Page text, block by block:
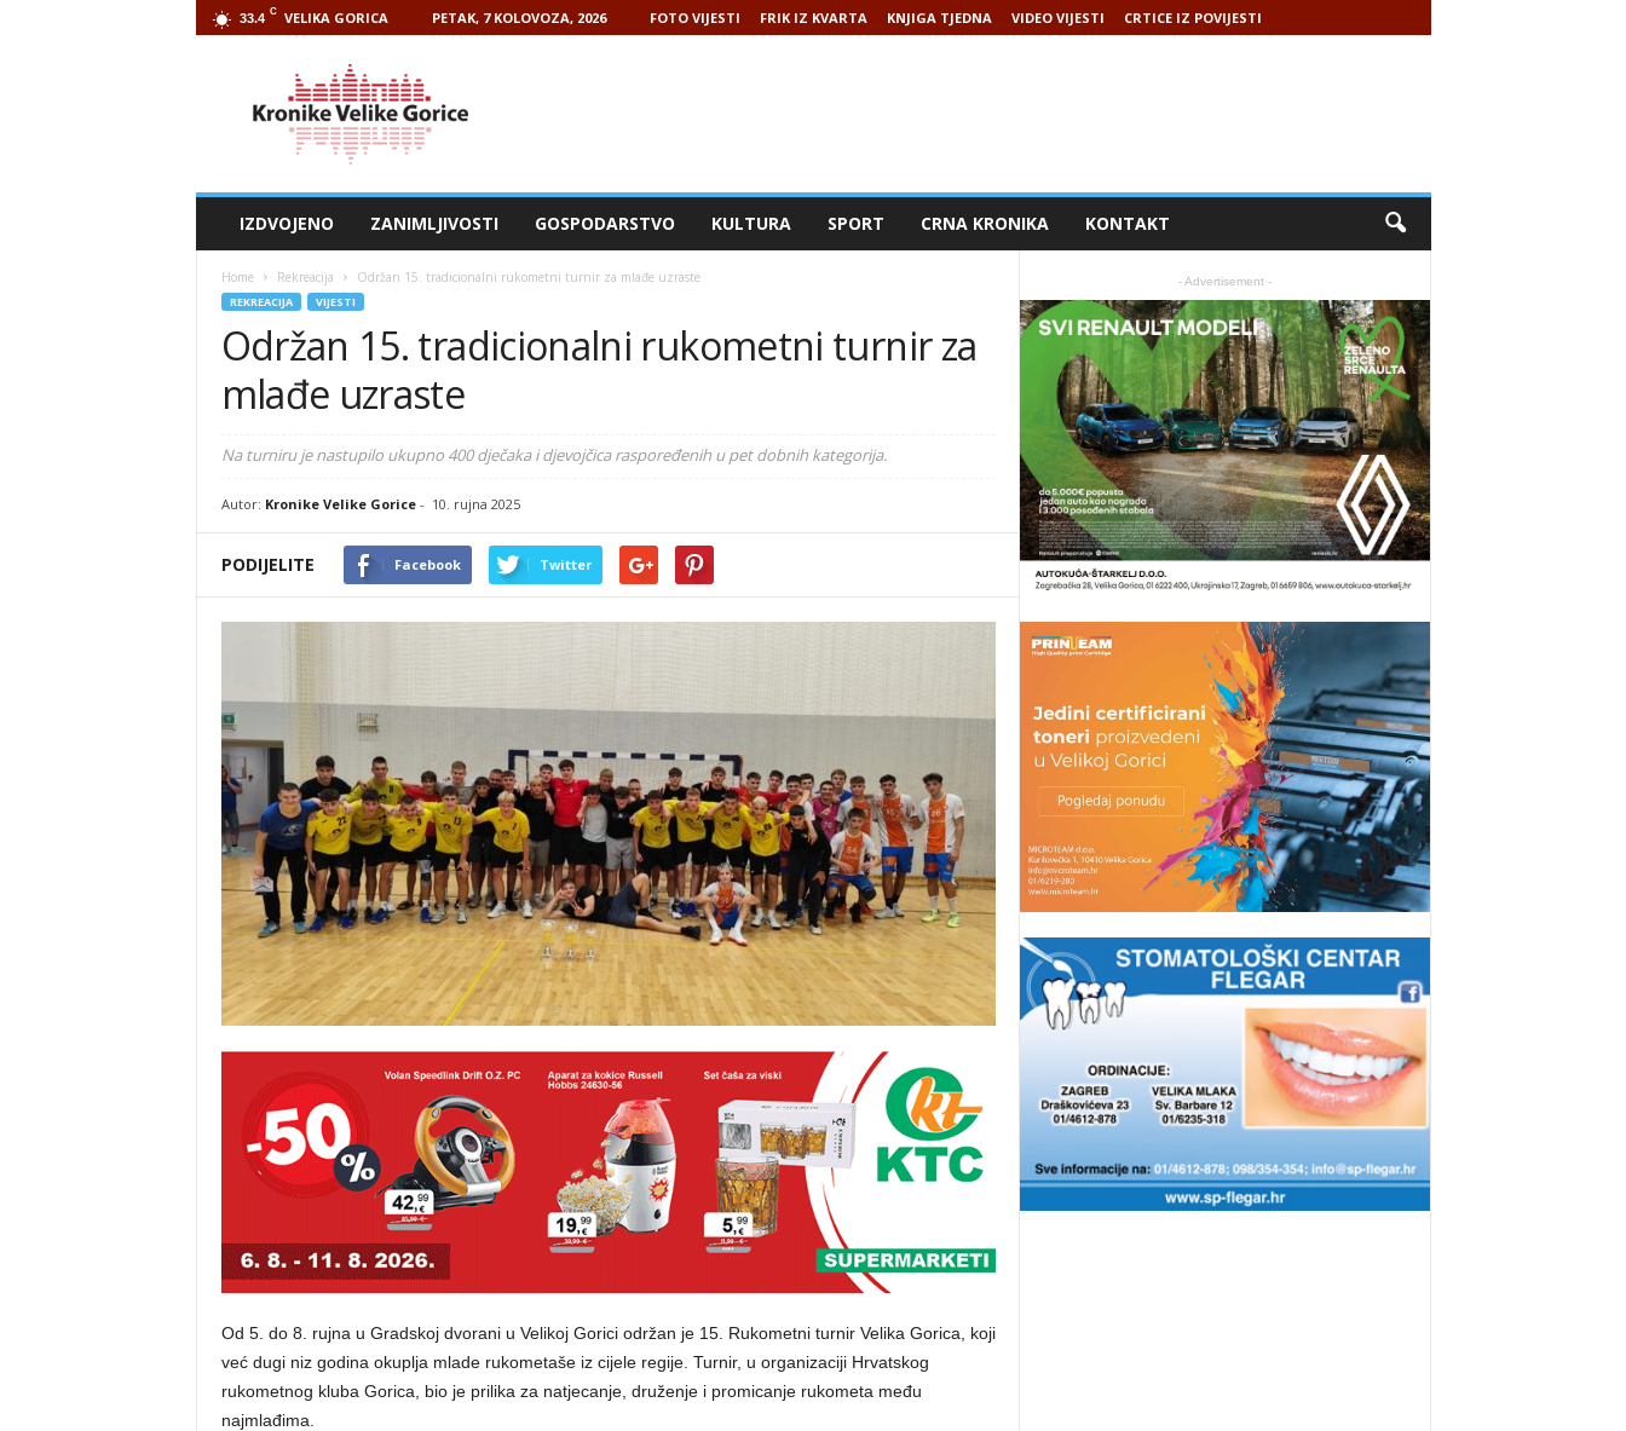
33.4 C VELIKA GORICA PETAK, 7 KOLOVOZA, 2026 FOTO VIJESTI FRIK IZ KVARTA KNJIGA TJEDNA VIDEO VIJESTI CRTICE IZ POVIJESTI
IZDVOJENO ZANIMLJIVOSTI GOSPODARSTVO KULTURA SPORT CRNA KRONIKA KONTAKT
Home Rekreacija Održan 15. tradicionalni rukometni turnir za mlađe uzraste
REKREACIJA VIJESTI
Održan 15. tradicionalni rukometni turnir za
mlađe uzraste
Na turniru je nastupilo ukupno 400 dječaka i djevojčica raspoređenih u pet dobnih kategorija.
Autor: Kronike Velike Gorice- 10. rujna 2025
PODIJELITE Facebook Twitter
Od 5. do 8. rujna u Gradskoj dvorani u Velikoj Gorici održan je 15. Rukometni turnir Velika Gorica, koji
već dugi niz godina okuplja mlade rukometaše iz cijele regije. Turnir, u organizaciji Hrvatskog
rukometnog kluba Gorica, bio je prilika za natjecanje, druženje i promicanje rukometa među
najmlađima.
- Advertisement -